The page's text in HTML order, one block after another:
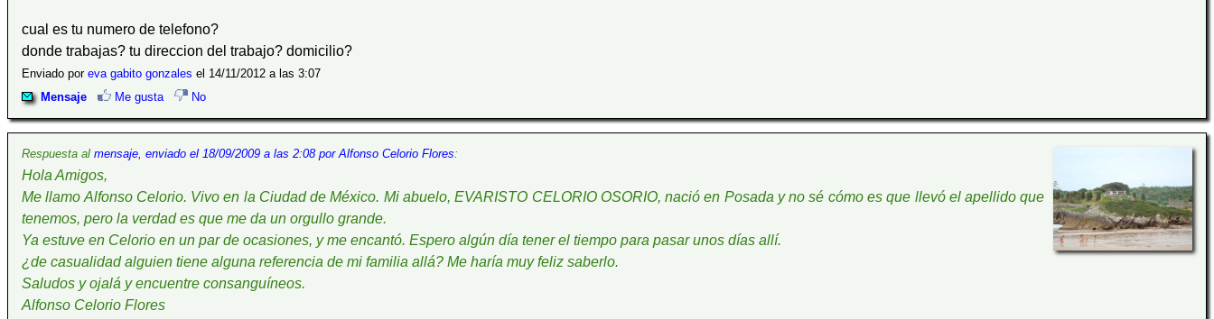
cual es tu numero de telefono?
donde trabajas? tu direccion del trabajo? domicilio?
Enviado por eva gabito gonzales el 14/11/2012 a las 3:07
Mensaje
Me gusta No
Respuesta al mensaje, enviado el 18/09/2009 a las 2:08 por Alfonso Celorio Flores:
Hola Amigos,
Me llamo Alfonso Celorio. Vivo en la Ciudad de México. Mi abuelo, EVARISTO CELORIO OSORIO, nació en Posada y no sé cómo es que llevó el apellido que
tenemos, pero la verdad es que me da un orgullo grande.
Ya estuve en Celorio en un par de ocasiones, y me encantó. Espero algún día tener el tiempo para pasar unos días allí.
¿de casualidad alguien tiene alguna referencia de mi familia allá? Me haría muy feliz saberlo.
Saludos y ojalá y encuentre consanguíneos.
Alfonso Celorio Flores